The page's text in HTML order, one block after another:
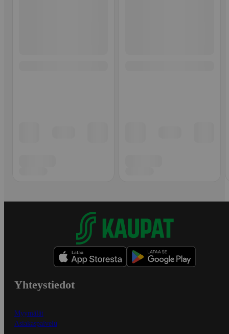
Yhteystiedot
Myymälät
Asiakaspalvelu